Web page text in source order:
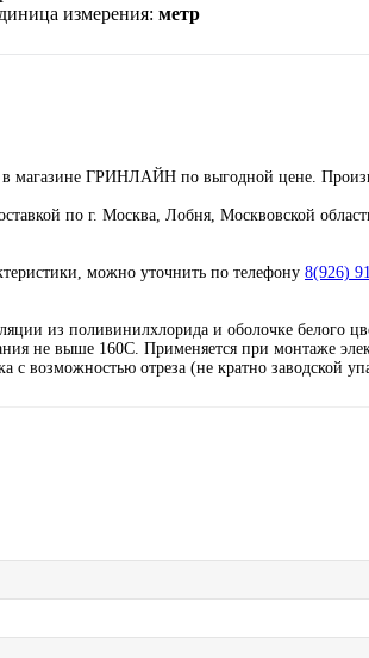
измерения: метр
магазине ГРИНЛАЙН по выгодной цене.
по г. Москва, Лобня, Москвовской
можно уточнить по телефону 8(926)
из поливинилхлорида и оболочке белого
не выше 160С. Применяется при монтаже
возможностью отреза (не кратно заводской